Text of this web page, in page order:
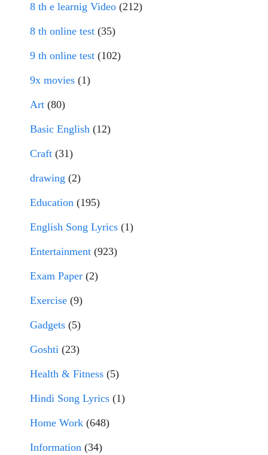
8 th e learnig Video (212)
8 th online test (35)
9 th online test (102)
9x movies (1)
Art (80)
Basic English (12)
Craft (31)
drawing (2)
Education (195)
English Song Lyrics (1)
Entertainment (923)
Exam Paper (2)
Exercise (9)
Gadgets (5)
Goshti (23)
Health & Fitness (5)
Hindi Song Lyrics (1)
Home Work (648)
Information (34)